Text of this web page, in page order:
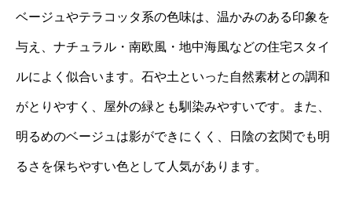
ベージュやテラコッタ系の色味は、温かみのある印象を
与え、ナチュラル・南欧風・地中海風などの住宅スタイ
ルによく似合います。石や土といった自然素材との調和
がとりやすく、屋外の緑とも馴染みやすいです。また、
明るめのベージュは影ができにくく、日陰の玄関でも明
るさを保ちやすい色として人気があります。